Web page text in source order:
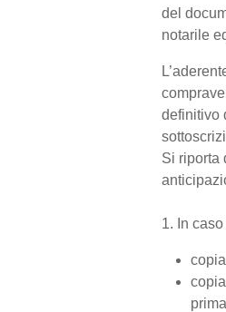
del
notarile
definitivo
Si riporta
1. In